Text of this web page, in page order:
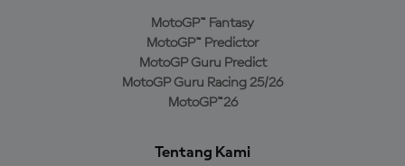
MotoGP™ Fantasy
MotoGP™ Predictor
MotoGP Guru Predict
MotoGP Guru Racing 25/26
MotoGP™26
Tentang Kami